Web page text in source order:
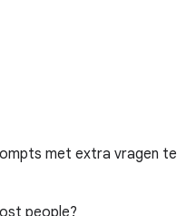
met extra vragen te